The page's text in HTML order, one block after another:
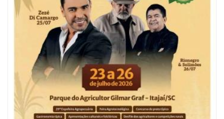
05/08/2026 | 07:00
Refis 2026 oferece opções de pagamentos com descontos
BALNEÁRIO CAMBORIÚ